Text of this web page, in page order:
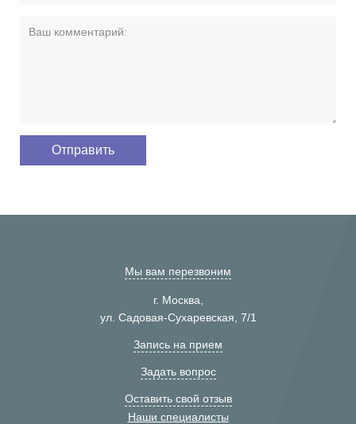
Мы вам перезвоним
г. Москва,
ул. Садовая-Сухаревская, 7/1
Запись на прием
Задать вопрос
Оставить свой отзыв
Наши специалисты